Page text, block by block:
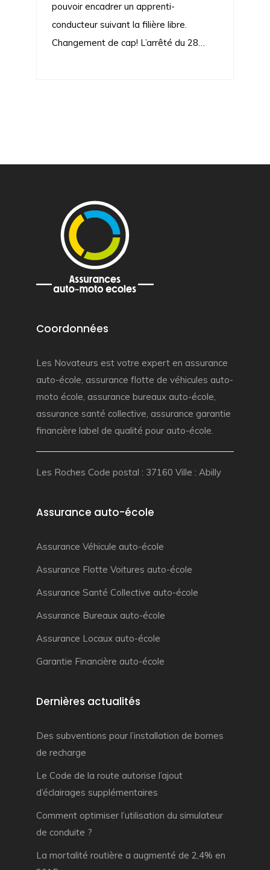
pouvoir encadrer un apprenti-
conducteur suivant la filière libre.
Changement de cap! L’arrêté du 28…
Coordonnées
Les Novateurs est votre expert en assurance
auto-école, assurance flotte de véhicules auto-
moto école, assurance bureaux auto-école,
assurance santé collective, assurance garantie
financière label de qualité pour auto-école.
Les Roches Code postal : 37160 Ville : Abilly
Assurance auto-école
Assurance Véhicule auto-école
Assurance Flotte Voitures auto-école
Assurance Santé Collective auto-école
Assurance Bureaux auto-école
Assurance Locaux auto-école
Garantie Financière auto-école
Dernières actualités
Des subventions pour l’installation de bornes
de recharge
Le Code de la route autorise l’ajout
d’éclairages supplémentaires
Comment optimiser l’utilisation du simulateur
de conduite ?
La mortalité routière a augmenté de 2,4% en